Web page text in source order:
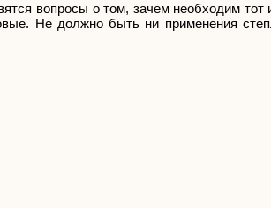
вопросы о том, зачем необходим тот
Не должно быть ни применения